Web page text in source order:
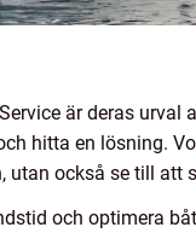
är deras
hitta en lösning.
också se till
och optimera